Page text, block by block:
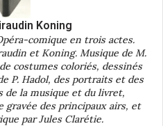
Koning
comique en trois actes.
et Koning. Musique de M.
costumes coloriés, dessinés
P. Hadol, des portraits et des
de la musique et du livret,
gravée des principaux airs, et
par Jules Clarétie.